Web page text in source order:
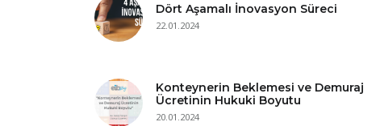
Dört Aşamalı İnovasyon Süreci
22.01.2024
Konteynerin Beklemesi ve Demuraj
Ücretinin Hukuki Boyutu
20.01.2024